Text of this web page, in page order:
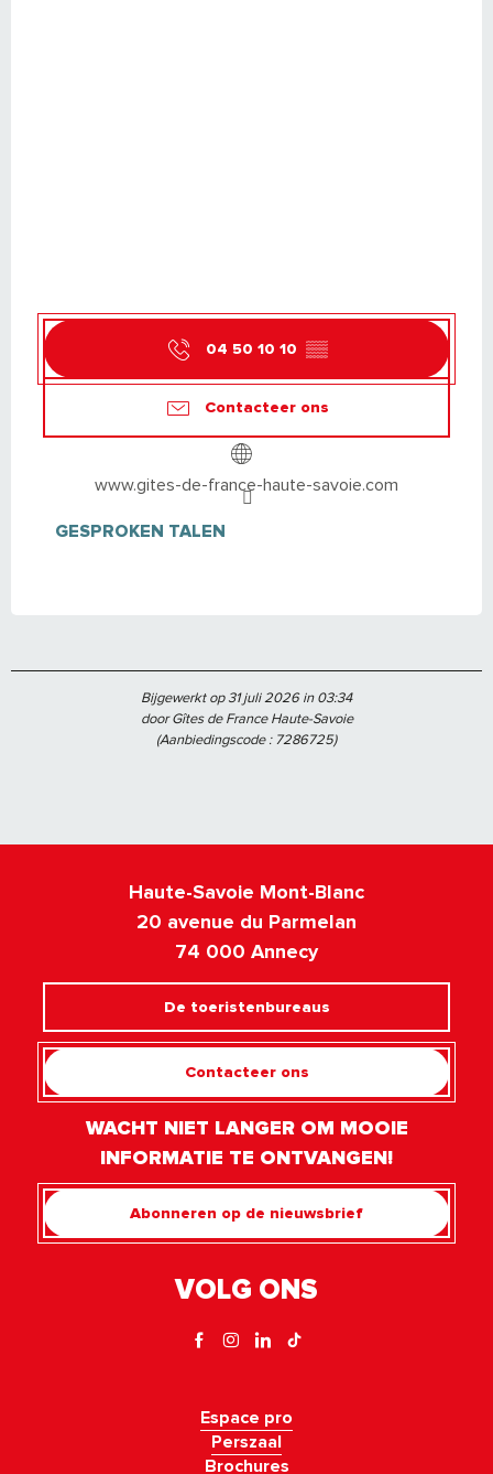
04 50 10 10 ▒▒
Contacteer ons
www.gites-de-france-haute-savoie.com
GESPROKEN TALEN
GESPROKEN TALEN
Bijgewerkt op 31 juli 2026 in 03:34
door Gîtes de France Haute-Savoie
(Aanbiedingscode :7286725)
Haute-Savoie Mont-Blanc
20 avenue du Parmelan
74 000 Annecy
De toeristenbureaus
Contacteer ons
WACHT NIET LANGER OM MOOIE
INFORMATIE TE ONTVANGEN!
Abonneren op de nieuwsbrief
VOLG ONS
Espace pro
Perszaal
Brochures